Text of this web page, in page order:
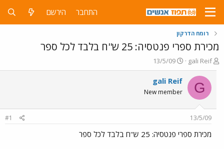
התחבר הירשם
רומח הדרקון
מכירת ספרי פנטסיה: 25 ש''ח בלבד לכל ספר
פ
ו
ת
ח
ה
ו
ש
א
gali Reif
פ
ו
ר
ס
ם
ר
13/5/09
G
gali Reif
New member
13/5/09
#1
מכירת ספרי פנטסיה: 25 ש''ח בלבד לכל ספר